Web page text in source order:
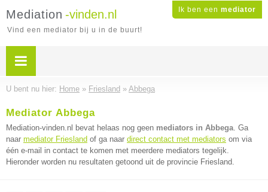
Ik ben een mediator
Mediation -vinden.nl
Vind een mediator bij u in de buurt!
U bent nu hier: Home » Friesland » Abbega
Mediator Abbega
Mediation-vinden.nl bevat helaas nog geen mediators in Abbega. Ga
naar mediator Friesland of ga naar direct contact met mediators om via
één e-mail in contact te komen met meerdere mediators tegelijk.
Hieronder worden nu resultaten getoond uit de provincie Friesland.